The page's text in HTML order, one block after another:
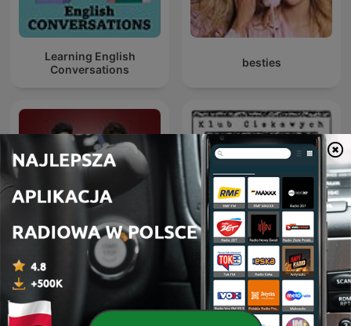
Learning English
Conversations
besties
Deutsche Podcasts
Klub Ciekawych
Wszystkiego